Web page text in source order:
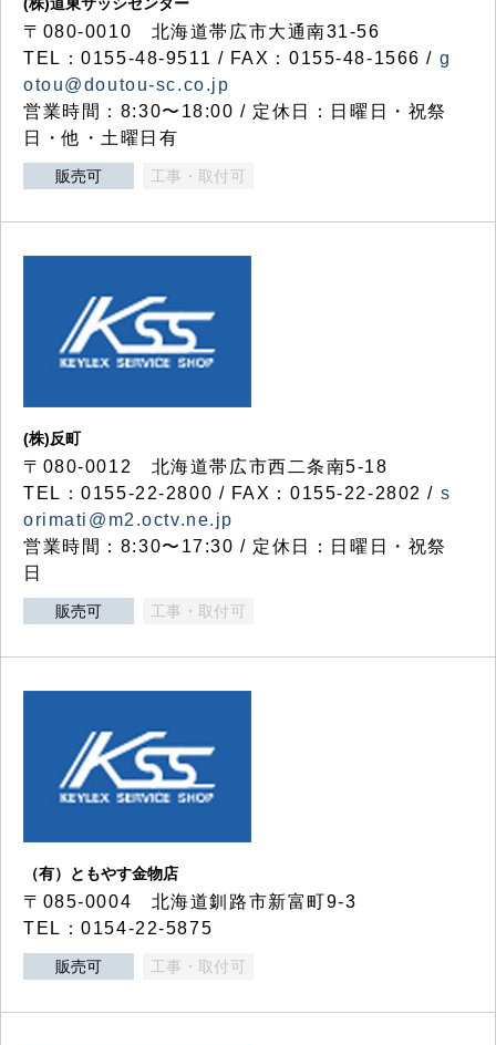
〒080-0010 北海道帯広市大通南31-56
TEL：0155-48-9511 / FAX：0155-48-1566 / g
otou@doutou-sc.co.jp
営業時間：8:30〜18:00 / 定休日：日曜日・祝祭
日・他・土曜日有
販売可 工事・取付可
(株)反町
〒080-0012 北海道帯広市西二条南5-18
TEL：0155-22-2800 / FAX：0155-22-2802 / s
orimati@m2.octv.ne.jp
営業時間：8:30〜17:30 / 定休日：日曜日・祝祭
日
販売可 工事・取付可
（有）ともやす金物店
〒085-0004 北海道釧路市新富町9-3
TEL：0154-22-5875
販売可 工事・取付可